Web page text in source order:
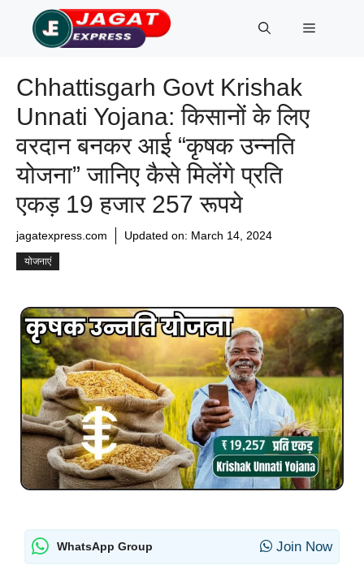
content
Menu
Chhattisgarh Govt Krishak
Unnati Yojana: किसानों के लिए
वरदान बनकर आई “कृषक उन्नति
योजना” जानिए कैसे मिलेंगे प्रति
एकड़ 19 हजार 257 रूपये
jagatexpress.com Updated on: March 14, 2024
योजनाएं
WhatsApp Group Join Now